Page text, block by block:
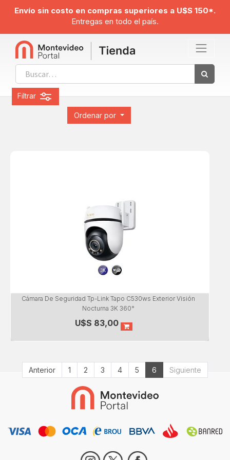
Envío sin costo en compras superiores a U$S 150*.
Entregas en todo el país.
Ordenar por
Filtrar
Cámara De Seguridad Tp-Link Tapo C530ws Exterior Visión
Nocturna 3K 360°
U$S 83,00
Anterior 1 2 3 4 5 6 Siguiente